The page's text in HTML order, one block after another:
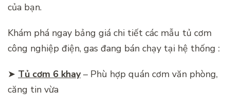
của bạn.
Khám phá ngay bảng giá chi tiết các mẫu tủ cơm
công nghiệp điện, gas đang bán chạy tại hệ thống :
➤ Tủ cơm 6 khay– Phù hợp quán cơm văn phòng,
căng tin vừa